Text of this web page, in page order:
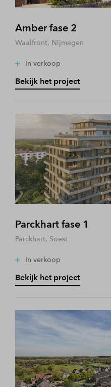
Amber fase 2
Waalfront, Nijmegen
In verkoop
Bekijk het project
Parckhart fase 1
Parckhart, Soest
In verkoop
Bekijk het project